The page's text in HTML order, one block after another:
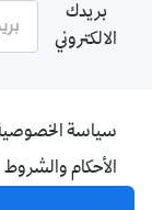
بريدك
الالكتروني
سياسة
الأحكام والشروط